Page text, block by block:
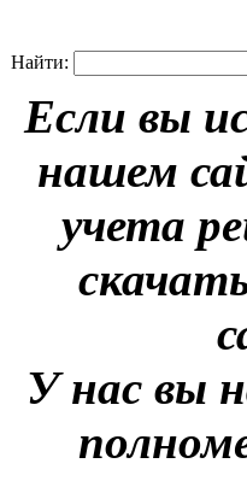
Найти:
Если вы
нашем
учета
У нас вы